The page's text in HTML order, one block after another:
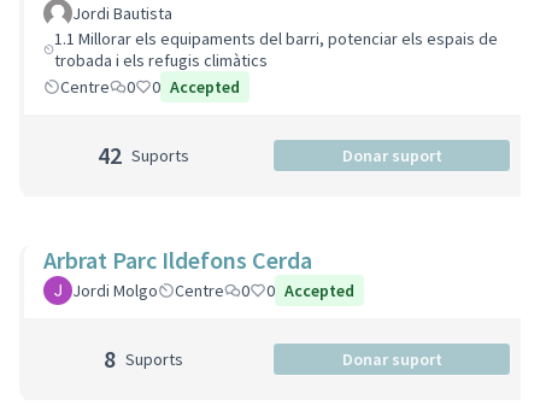
Jordi Bautista
1.1 Millorar els equipaments del barri, potenciar els espais de
trobada i els refugis climàtics
Centre
0 0 Accepted
42 Suports Donar suport
Arbrat Parc Ildefons Cerda
Jordi Molgo Centre 0 0 Accepted
8 Suports Donar suport